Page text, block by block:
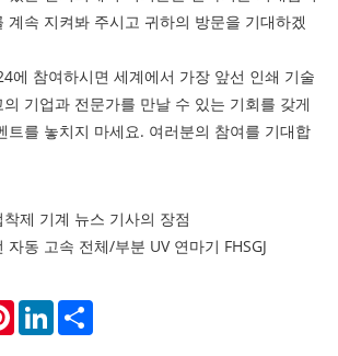
계속 지켜봐 주시고 귀하의 방문을 기대하겠
에 참여하시면 세계에서 가장 앞선 인쇄 기술
기업과 전문가를 만날 수 있는 기회를 갖게
트를 놓치지 마세요. 여러분의 참여를 기대합
제 기계 뉴스 기사의 장점
자동 고속 전체/부분 UV 연마기 FHSGJ
PinterestLinkedIn